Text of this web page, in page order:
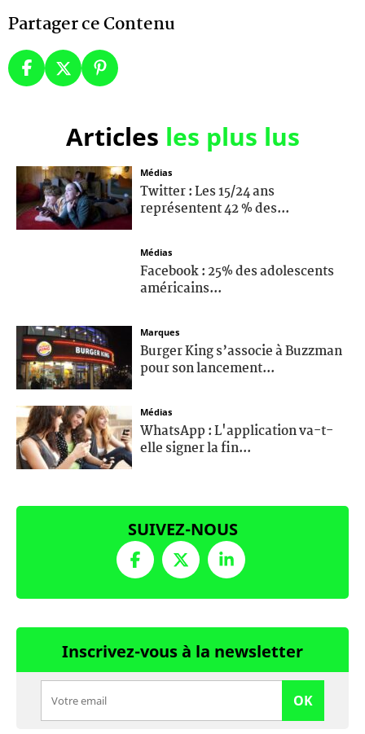
Partager ce Contenu
Articles les plus lus
Médias
Twitter : Les 15/24 ans
représentent 42 % des...
Médias
Facebook : 25% des adolescents
américains...
Marques
Burger King s’associe à Buzzman
pour son lancement...
Médias
WhatsApp : L'application va-t-
elle signer la fin...
SUIVEZ-NOUS
Inscrivez-vous à la newsletter
OK